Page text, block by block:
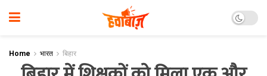
Home भारत बिहार